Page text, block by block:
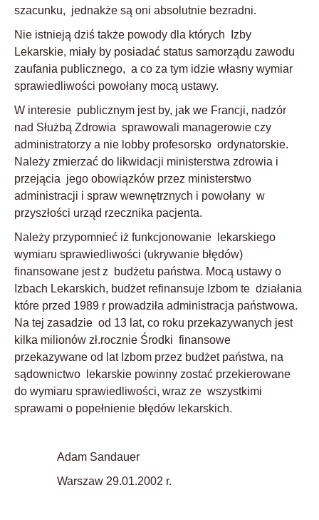
szacunku, jednakże są oni absolutnie bezradni.
Nie istnieją dziś także powody dla których Izby
Lekarskie, miały by posiadać status samorządu zawodu
zaufania publicznego, a co za tym idzie własny wymiar
sprawiedliwości powołany mocą ustawy.
W interesie publicznym jest by, jak we Francji, nadzór
nad Służbą Zdrowia sprawowali managerowie czy
administratorzy a nie lobby profesorsko ordynatorskie.
Należy zmierzać do likwidacji ministerstwa zdrowia i
przejącia jego obowiązków przez ministerstwo
administracji i spraw wewnętrznych i powołany w
przyszłości urząd rzecznika pacjenta.
Należy przypomnieć iż funkcjonowanie lekarskiego
wymiaru sprawiedliwości (ukrywanie błędów)
finansowane jest z budżetu państwa. Mocą ustawy o
Izbach Lekarskich, budżet refinansuje Izbom te działania
które przed 1989 r prowadziła administracja państwowa.
Na tej zasadzie od 13 lat, co roku przekazywanych jest
kilka milionów zł.rocznie Środki finansowe
przekazywane od lat Izbom przez budżet państwa, na
sądownictwo lekarskie powinny zostać przekierowane
do wymiaru sprawiedliwości, wraz ze wszystkimi
sprawami o popełnienie błędów lekarskich.
Adam Sandauer
Warszaw 29.01.2002 r.